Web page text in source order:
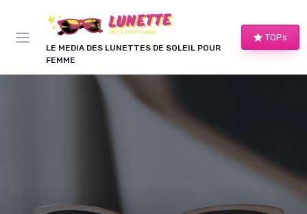
LE MEDIA DES LUNETTES DE SOLEIL POUR
FEMME
TOPs